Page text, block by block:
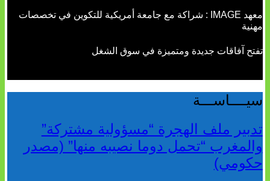
معهد IMAGE : شراكة مع جامعة أمريكية للتكوين في تخصصات
مهنية
تفتح آفاقات جديدة ومتميزة في سوق الشغل
سيــــاســـة
تدبير ملف الهجرة “مسؤولية مشتركة”
والمغرب “تحمل دوما نصيبه منها” (مصدر
حكومي)